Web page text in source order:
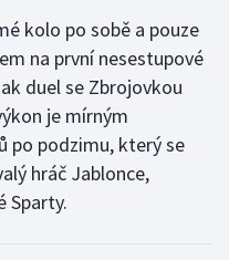
kolo po sobě a pouze
na první nesestupové
duel se Zbrojovkou
je mírným
po podzimu, který se
hráč Jablonce,
Sparty.